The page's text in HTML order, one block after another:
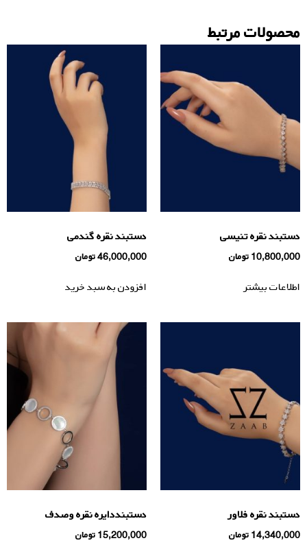
محصولات مرتبط
دستبند نقره تنیسی
10,800,000 تومان
اطلاعات بیشتر
دستبند نقره گندمی
46,000,000تومان
افزودن به سبد خرید
دستبند نقره فلاور
14,340,000 تومان
دستبنددایره نقره وصدف
15,200,000 تومان